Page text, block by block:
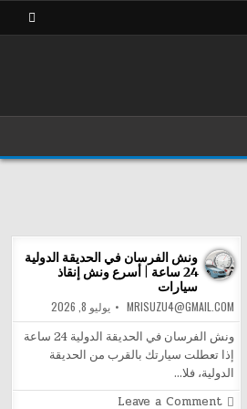
ونش الفرسان في الحديقة الدولية
24 ساعة | أسرع ونش إنقاذ
سيارات
MRISUZU4@GMAIL.COM يوليو 8, 2026
ونش الفرسان في الحديقة الدولية 24 ساعة
إذا تعطلت سيارتك بالقرب من الحديقة
الدولية، فلا…
Leave a Comment
on